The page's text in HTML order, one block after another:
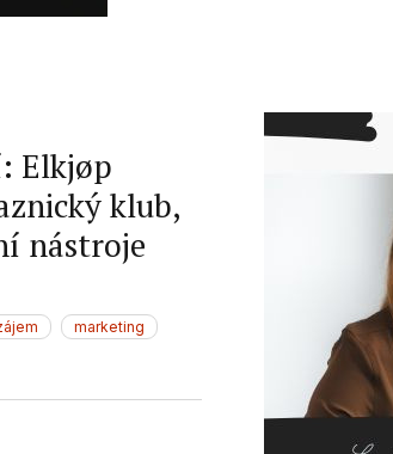
Elkjøp
klub,
nástroje
marketing